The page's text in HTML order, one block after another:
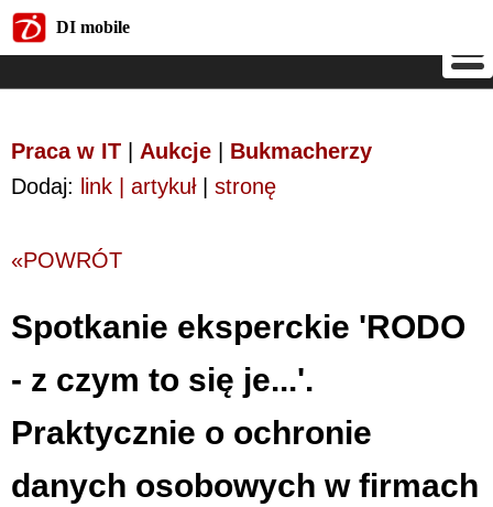
DI mobile
Praca w IT Aukcje
Bukmacherzy
Dodaj: link | artykuł| stronę
«POWRÓT
Spotkanie eksperckie 'RODO
- z czym to się je...'.
Praktycznie o ochronie
danych osobowych w firmach
DI mobile